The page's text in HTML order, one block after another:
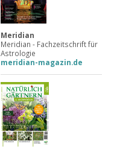
Meridian
Meridian - Fachzeitschrift für
Astrologie
meridian-magazin.de